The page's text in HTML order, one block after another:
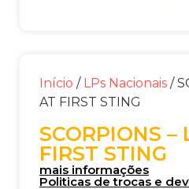
Início / LPs Nacionais /
AT FIRST STING
SCORPIONS –
FIRST STING
mais informações
Politicas de trocas e